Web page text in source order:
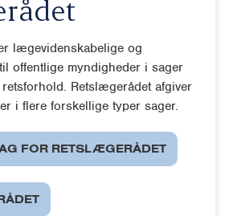
lægevidenskabelige og
offentlige myndigheder i sager
Retslægerådet afgiver
i flere forskellige typer sager.
FOR RETSLÆGERÅDET